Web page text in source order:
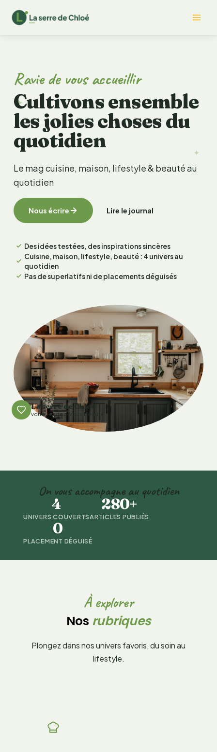
contenu
✦
✦
✦
Ravie de vous accueillir
Cultivons ensemble
les jolies choses du
quotidien
Le mag cuisine, maison, lifestyle & beauté au
quotidien
Nous écrire Lire le journal
Des idées testées, des inspirations sincères
Cuisine, maison, lifestyle, beauté : 4 univers au
quotidien
Pas de superlatifs ni de placements déguisés
La serre de Chloé
votre rendez-vous beauté
On vous accompagne au quotidien
4
UNIVERS COUVERTS
280+
ARTICLES PUBLIÉS
0
PLACEMENT DÉGUISÉ
À explorer
Nos rubriques
Plongez dans nos univers favoris, du soin au
lifestyle.